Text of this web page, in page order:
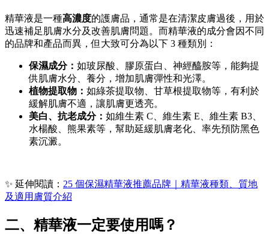
精華液是一種高濃度的護膚品，通常是在清潔皮膚過後，用於
迅速補足肌膚水分及改善肌膚問題。而精華液的成分會因不同
的品牌和產品而異，但大致可分為以下 3 種類別：
保濕成分： 如玻尿酸、膠原蛋白、神經醯胺等，能夠提
供肌膚水分、養分，增加肌膚彈性和光澤。
植物提取物： 如綠茶提取物、甘草根提取物等，有利於
緩解肌膚不適，讓肌膚更透亮。
美白、抗老成分： 如維生素 C、維生素 E、維生素 B3、
水楊酸、熊果素等，幫助延緩肌膚老化、率先預防黑色
素沉澱。
✨ 延伸閱讀： 25 個保濕精華液推薦品牌｜精華液種類、質地
及適用膚質介紹
二、精華液一定要使用嗎？